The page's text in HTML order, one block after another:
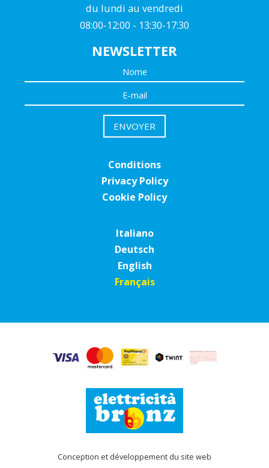
du lundi au vendredi
08:00-12:00 - 13:30-17:30
NEWSLETTER
Conditions
Privacy Policy
Cookie Policy
Italiano
Deutsch
English
Français
Conception et développement du site web